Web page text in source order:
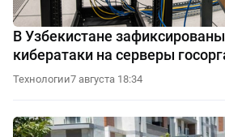
В Узбекистане
кибератаки на серверы
Технологии7 августа 18:34